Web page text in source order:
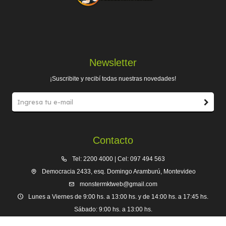
Contacto
Tel: 2200 4000 | Cel: 097 494 563
Democracia 2433, esq. Domingo Aramburú, Montevideo
monstermktweb@gmail.com
Lunes a Viernes de 9:00 hs. a 13:00 hs. y de 14:00 hs. a 17:45 hs.
Sábado: 9:00 hs. a 13:00 hs.
Newsletter
¡Suscribite y recibí todas nuestras novedades!